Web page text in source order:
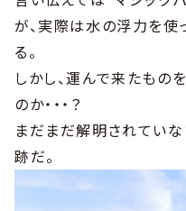
が、実際は水の浮力を
る。
しかし、運んで来たもの
のか・・・？
まだまだ解明されていな
跡だ。